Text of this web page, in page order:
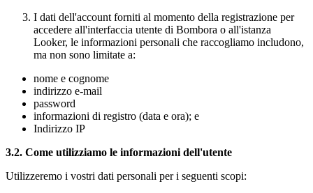
I dati dell'account forniti al momento della registrazione per
accedere all'interfaccia utente di Bombora o all'istanza
Looker, le informazioni personali che raccogliamo includono,
ma non sono limitate a:
nome e cognome
indirizzo e-mail
password
informazioni di registro (data e ora); e
Indirizzo IP
3.2. Come utilizziamo le informazioni dell'utente
Utilizzeremo i vostri dati personali per i seguenti scopi: